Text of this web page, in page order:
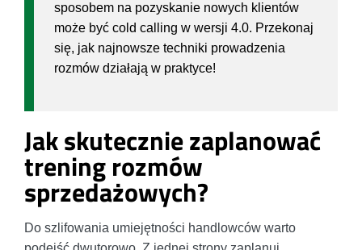
sposobem na pozyskanie nowych klientów
może być cold calling w wersji 4.0. Przekonaj
się, jak najnowsze techniki prowadzenia
rozmów działają w praktyce!
Jak skutecznie zaplanować
trening rozmów
sprzedażowych?
Do szlifowania umiejętności handlowców warto